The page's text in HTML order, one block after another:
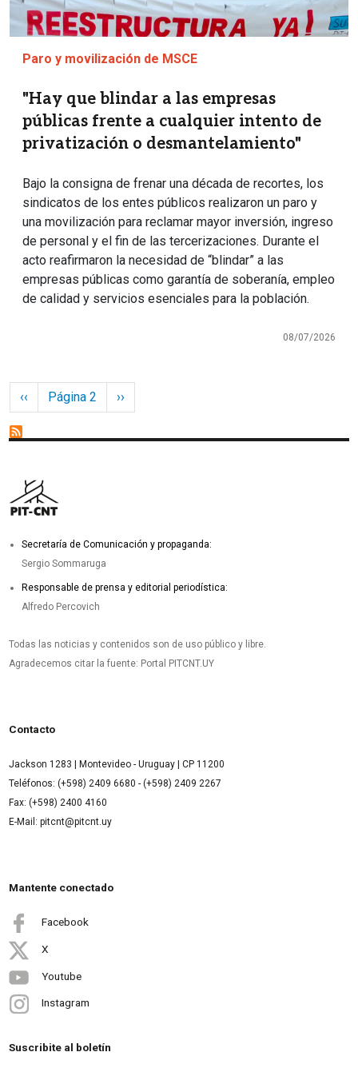
Paro y movilización de MSCE
"Hay que blindar a las empresas
públicas frente a cualquier intento de
privatización o desmantelamiento"
Bajo la consigna de frenar una década de recortes, los
sindicatos de los entes públicos realizaron un paro y
una movilización para reclamar mayor inversión, ingreso
de personal y el fin de las tercerizaciones. Durante el
acto reafirmaron la necesidad de “blindar” a las
empresas públicas como garantía de soberanía, empleo
de calidad y servicios esenciales para la población.
08/07/2026
Paginación
Página anterior
‹‹ Página 2 Siguiente página
››
Secretaría de Comunicación y propaganda:
Sergio Sommaruga
Responsable de prensa y editorial periodística:
Alfredo Percovich
Todas las noticias y contenidos son de uso público y libre.
Agradecemos citar la fuente: Portal PITCNT.UY
Contacto
Jackson 1283 | Montevideo - Uruguay | CP 11200
Teléfonos: (+598) 2409 6680 - (+598) 2409 2267
Fax: (+598) 2400 4160
E-Mail: pitcnt@pitcnt.uy
Mantente conectado
Facebook
X
Youtube
Instagram
Suscribite al boletín